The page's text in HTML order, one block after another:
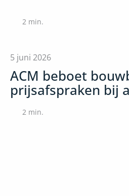
2min.
5 juni 2026
ACM beboet
prijsafspraken bij
2min.